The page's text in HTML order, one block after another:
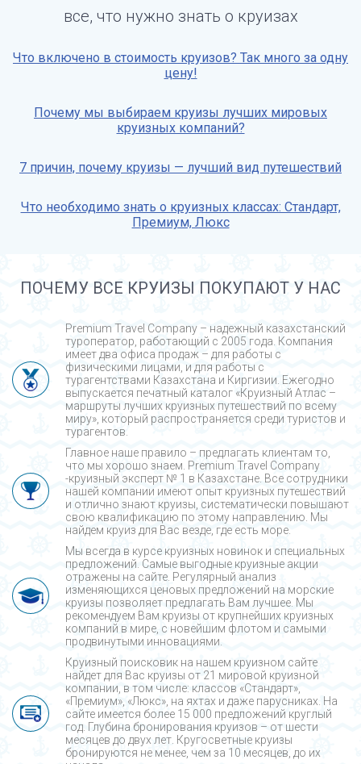
все, что нужно знать о круизах
Что включено в стоимость круизов? Так много за одну
цену!
Почему мы выбираем круизы лучших мировых
круизных компаний?
7 причин, почему круизы — лучший вид путешествий
Что необходимо знать о круизных классах: Стандарт,
Премиум, Люкс
ПОЧЕМУ ВСЕ КРУИЗЫ ПОКУПАЮТ У НАС
Premium Travel Company – надежный казахстанский
туроператор, работающий с 2005 года. Компания
имеет два офиса продаж – для работы с
физическими лицами, и для работы с
турагентствами Казахстана и Киргизии. Ежегодно
выпускается печатный каталог «Круизный Атлас –
маршруты лучших круизных путешествий по всему
миру», который распространяется среди туристов и
турагентов.
Главное наше правило – предлагать клиентам то,
что мы хорошо знаем. Premium Travel Company
-круизный эксперт № 1 в Казахстане. Все сотрудники
нашей компании имеют опыт круизных путешествий
и отлично знают круизы, систематически повышают
свою квалификацию по этому направлению. Мы
найдем круиз для Вас везде, где есть море.
Мы всегда в курсе круизных новинок и специальных
предложений. Самые выгодные круизные акции
отражены на сайте. Регулярный анализ
изменяющихся ценовых предложений на морские
круизы позволяет предлагать Вам лучшее. Мы
рекомендуем Вам круизы от крупнейших круизных
компаний в мире, с новейшим флотом и самыми
продвинутыми инновациями.
Круизный поисковик на нашем круизном сайте
найдет для Вас круизы от 21 мировой круизной
компании, в том числе: классов «Стандарт»,
«Премиум», «Люкс», на яхтах и даже парусниках. На
сайте имеется более 15 000 предложений круглый
год. Глубина бронирования круизов – от шести
месяцев до двух лет. Кругосветные круизы
бронируются не менее, чем за 10 месяцев, до их